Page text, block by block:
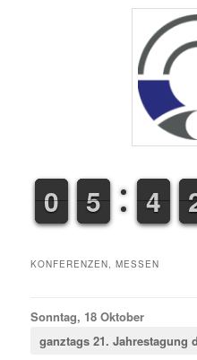
9
9
0
0 4
4
5
5 3
3
4
4
KONFERENZEN, MESSEN
Sonntag, 18 Oktober
ganztags21. Jahrestagung